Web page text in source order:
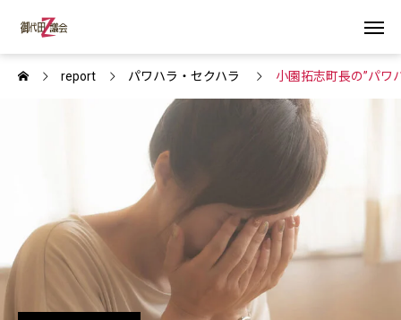
report パワハラ・セクハラ 小園拓志町長の”パワ